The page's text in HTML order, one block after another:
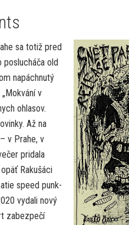
sa totiž pred
old
napáchnutý
v
ohlasov.
Až na
v Prahe, v
pridala
Rakušáci
speed punk-
vydali nový
zabezpečí